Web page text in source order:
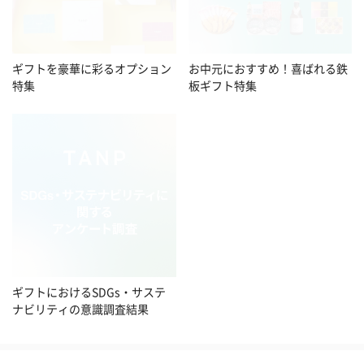
ギフトを豪華に彩るオプション
特集
お中元におすすめ！喜ばれる鉄
板ギフト特集
ギフトにおけるSDGs・サステ
ナビリティの意識調査結果